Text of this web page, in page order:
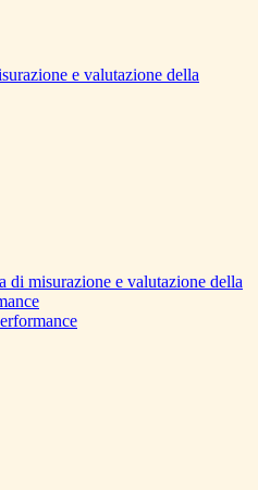
e valutazione della
di misurazione e valutazione della